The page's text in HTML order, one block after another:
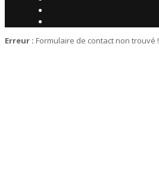
Erreur : Formulaire de contact non trouvé !